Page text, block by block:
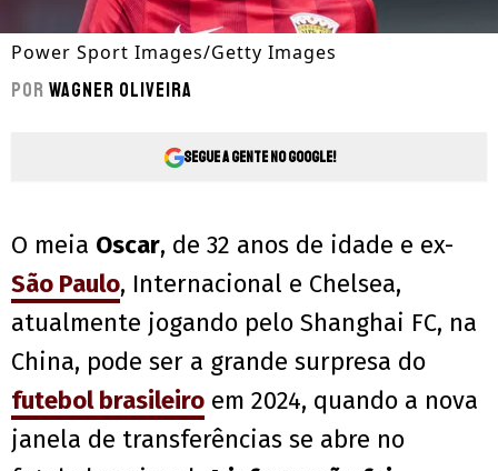
Power Sport Images/Getty Images
Por Wagner Oliveira
Segue a gente no Google!
O meia Oscar, de 32 anos de idade e ex-
São Paulo, Internacional e Chelsea,
atualmente jogando pelo Shanghai FC, na
China, pode ser a grande surpresa do
futebol brasileiro em 2024, quando a nova
janela de transferências se abre no